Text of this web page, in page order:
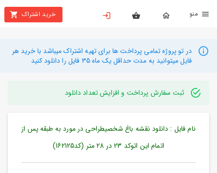
خرید اشتراک
بستن
محصولات
تهیه
راهنما
دانلود
در تو پروژه تمامی پرداخت ها برای تهیه اشتراک میباشد با خرید هر
فایل میتوانید به مدت حداقل یک ماه 35 فایل را دانلود کنید
ثبت سفارش پرداخت و افزایش تعداد دانلود
نام فایل : دانلود نقشه باغ شخصیطراحی در مورد به طبقه پس از
اتمام این اتوکد 23 در 28 متر (کد162125)